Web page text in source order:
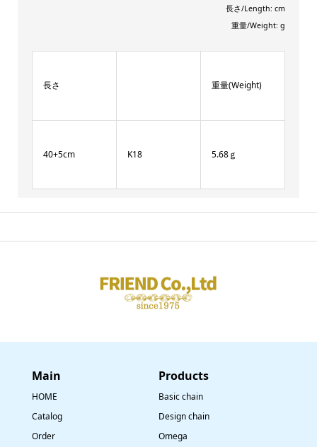
長さ/Length: cm
重量/Weight: g
長さ 重量(Weight)
40+5cm K18 5.68ｇ
Main
HOME
Catalog
Order
​Products
Basic chain
Design chain
Omega